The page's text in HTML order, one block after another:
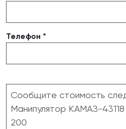
Телефон *